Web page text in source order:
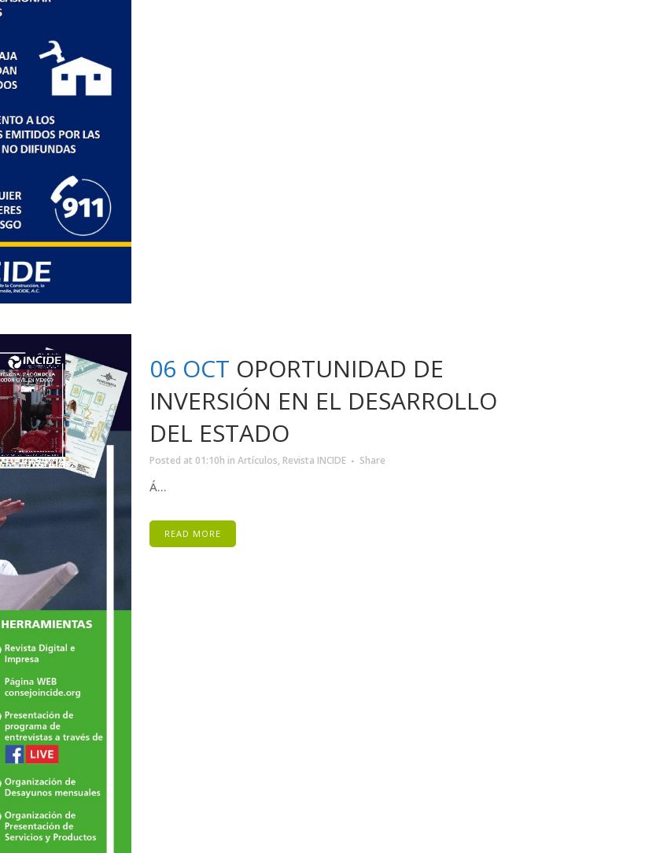
06 OCT OPORTUNIDAD DE
INVERSIÓN EN EL DESARROLLO
DEL ESTADO
Posted at 01:10h in Artículos, Revista INCIDE Share
Á...
READ MORE